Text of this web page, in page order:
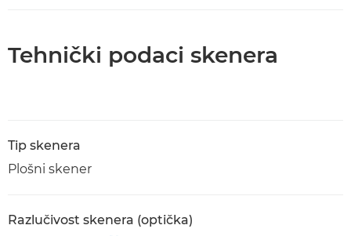
Tehnički podaci skenera
Tip skenera
Plošni skener
Razlučivost skenera (optička)